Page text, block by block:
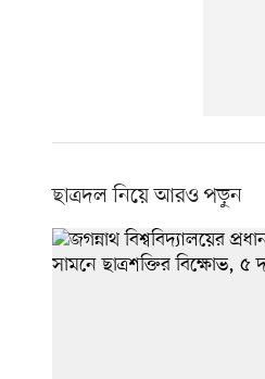
ছাত্রদল নিয়ে আরও পড়ুন